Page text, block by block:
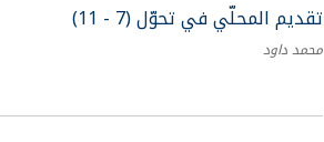
تقديم المحلّي في تحوّل (7 - 11)
محمد داود